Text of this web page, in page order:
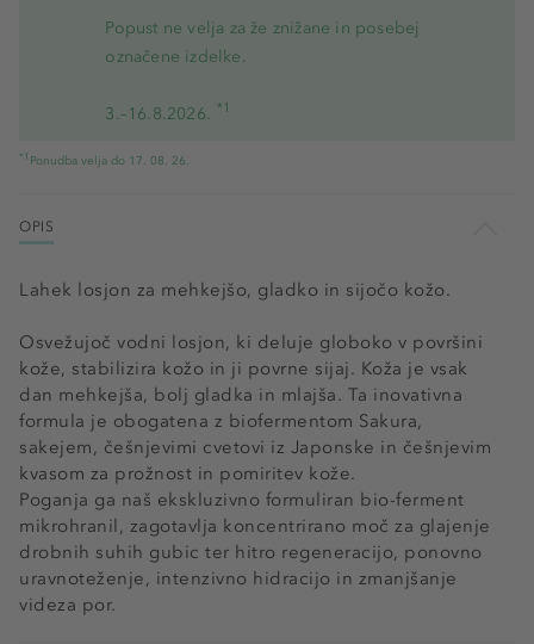
Popust ne velja za že znižane in posebej
označene izdelke.
3.–16.8.2026. *1
*1 Ponudba velja do 17. 08. 26.
OPIS
Lahek losjon za mehkejšo, gladko in sijočo kožo.
Osvežujoč vodni losjon, ki deluje globoko v površini
kože, stabilizira kožo in ji povrne sijaj. Koža je vsak
dan mehkejša, bolj gladka in mlajša. Ta inovativna
formula je obogatena z biofermentom Sakura,
sakejem, češnjevimi cvetovi iz Japonske in češnjevim
kvasom za prožnost in pomiritev kože.
Poganja ga naš ekskluzivno formuliran bio-ferment
mikrohranil, zagotavlja koncentrirano moč za glajenje
drobnih suhih gubic ter hitro regeneracijo, ponovno
uravnoteženje, intenzivno hidracijo in zmanjšanje
videza por.